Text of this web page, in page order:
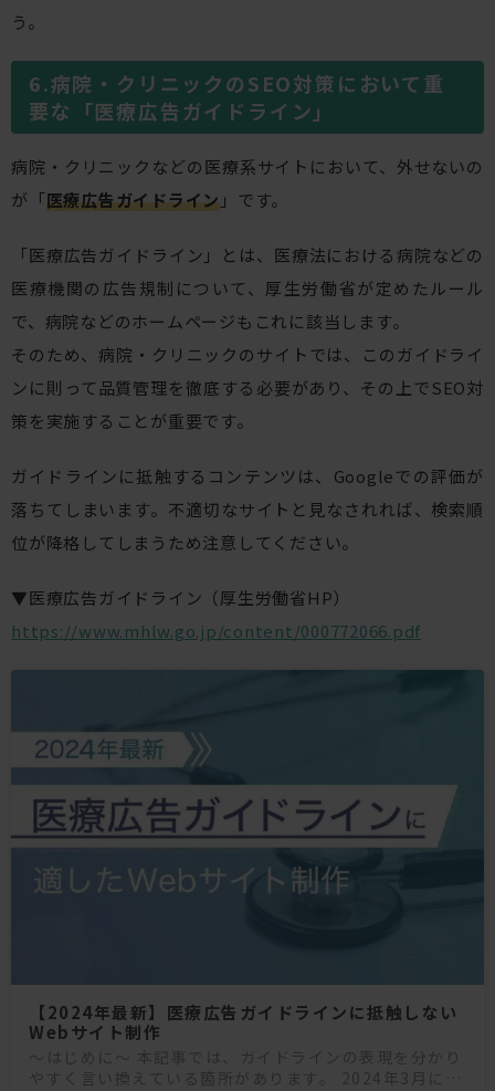
う。
病院・クリニックのSEO対策において重
要な「医療広告ガイドライン」
病院・クリニックなどの医療系サイトにおいて、外せないの
が「医療広告ガイドライン」です。
「医療広告ガイドライン」とは、医療法における病院などの
医療機関の広告規制について、厚生労働省が定めたルール
で、病院などのホームページもこれに該当します。
そのため、病院・クリニックのサイトでは、このガイドライ
ンに則って品質管理を徹底する必要があり、その上でSEO対
策を実施することが重要です。
ガイドラインに抵触するコンテンツは、Googleでの評価が
落ちてしまいます。不適切なサイトと見なされれば、検索順
位が降格してしまうため注意してください。
▼医療広告ガイドライン（厚生労働省HP）
https://www.mhlw.go.jp/content/000772066.pdf
【2024年最新】医療広告ガイドラインに抵触しない
Webサイト制作
〜はじめに〜 本記事では、ガイドラインの表現を分かり
やすく言い換えている箇所があります。 2024年3月に改